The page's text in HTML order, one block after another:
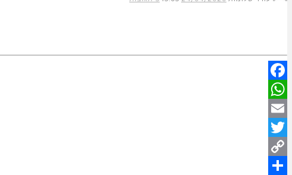
Facebook
WhatsApp
Email
Twitter
Copy